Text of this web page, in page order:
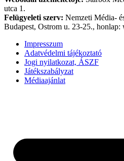
utca 1.
Felügyeleti szerv: Nemzeti Média-
Budapest, Ostrom u. 23-25.,
Impresszum
Adatvédelmi tájékoztató
Jogi nyilatkozat, ÁSZF
Játékszabályzat
Médiaajánlat